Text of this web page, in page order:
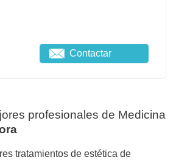
Contactar
profesionales de Medicina
tratamientos de estética de